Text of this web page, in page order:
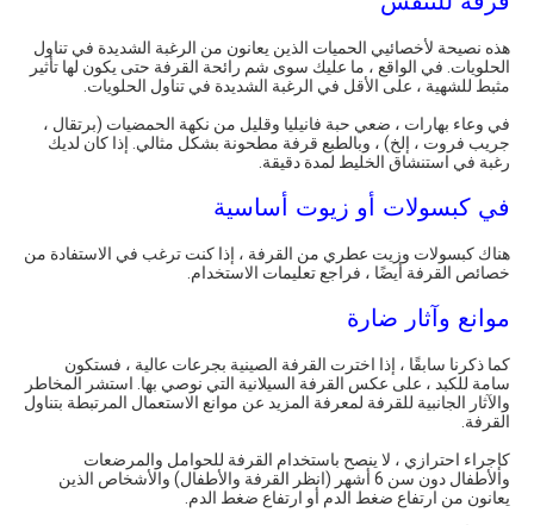
هذه نصيحة لأخصائيي الحميات الذين يعانون من الرغبة الشديدة في تناول
الحلويات. في الواقع ، ما عليك سوى شم رائحة القرفة حتى يكون لها تأثير
مثبط للشهية ، على الأقل في الرغبة الشديدة في تناول الحلويات.
في وعاء بهارات ، ضعي حبة فانيليا وقليل من نكهة الحمضيات (برتقال ،
جريب فروت ، إلخ) ، وبالطبع قرفة مطحونة بشكل مثالي. إذا كان لديك
رغبة في استنشاق الخليط لمدة دقيقة.
في كبسولات أو زيوت أساسية
هناك كبسولات وزيت عطري من القرفة ، إذا كنت ترغب في الاستفادة من
خصائص القرفة أيضًا ، فراجع تعليمات الاستخدام.
موانع وآثار ضارة
كما ذكرنا سابقًا ، إذا اخترت القرفة الصينية بجرعات عالية ، فستكون
سامة للكبد ، على عكس القرفة السيلانية التي نوصي بها. استشر المخاطر
والآثار الجانبية للقرفة لمعرفة المزيد عن موانع الاستعمال المرتبطة بتناول
القرفة.
كإجراء احترازي ، لا ينصح باستخدام القرفة للحوامل والمرضعات
والأطفال دون سن 6 أشهر (انظر القرفة والأطفال) والأشخاص الذين
يعانون من ارتفاع ضغط الدم أو ارتفاع ضغط الدم.